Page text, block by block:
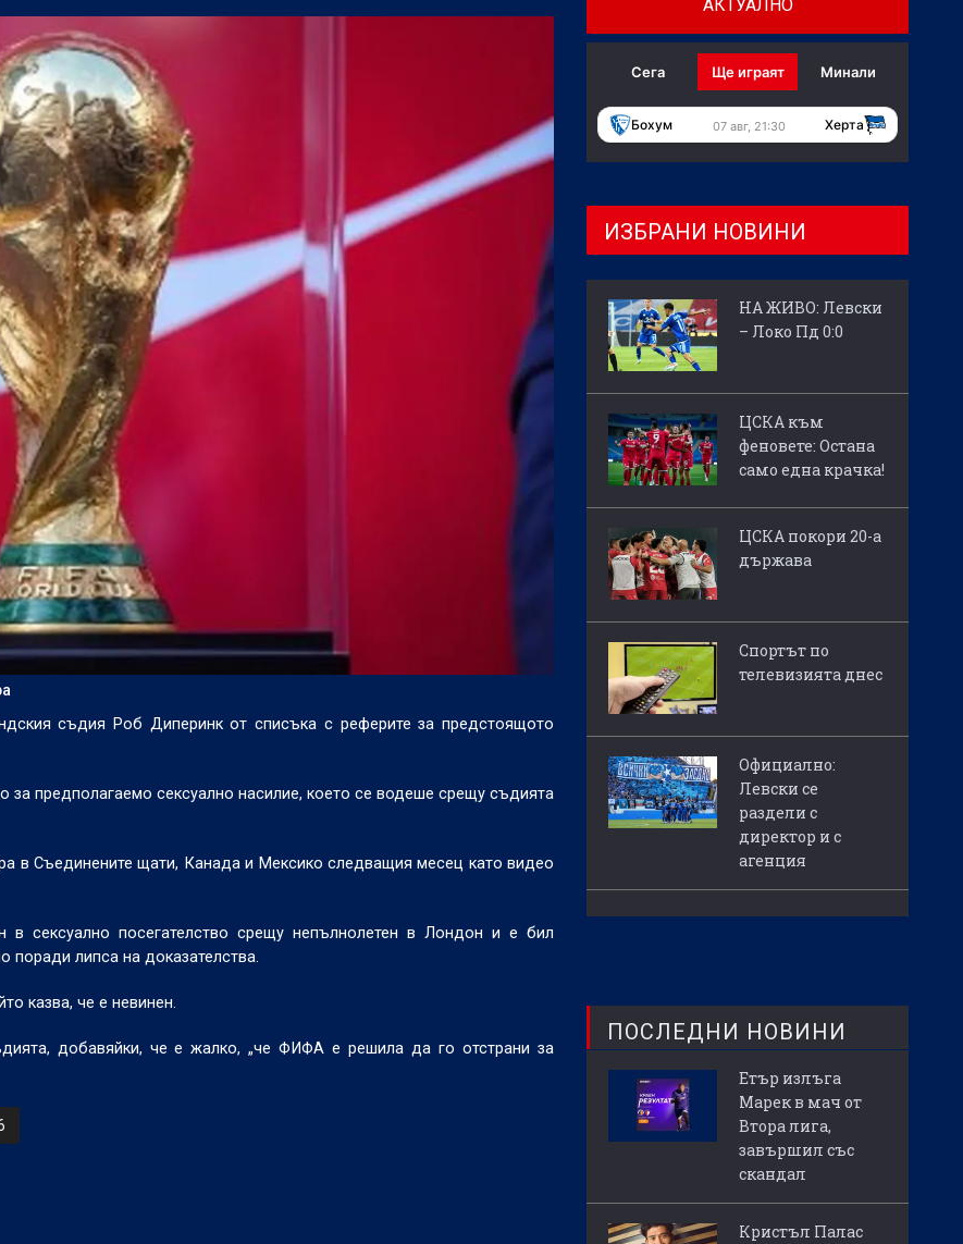
една крачка!
съдия Роб Диперинк от списъка с реферите за предстоящото
за предполагаемо сексуално насилие, което се водеше срещу съдията
в Съединените щати, Канада и Мексико следващия месец като видео
сексуално посегателство срещу непълнолетен в Лондон и е бил
поради липса на доказателства.
казва, че е невинен.
добавяйки, че е жалко, „че ФИФА е решила да го отстрани за
АКТУАЛНО
Сега Ще играят Минали
Бохум 07 авг, 21:30 Херта
ИЗБРАНИ НОВИНИ
НА ЖИВО: Левски
– Локо Пд 0:0
ЦСКА към
феновете: Остана
само една крачка!
ЦСКА покори 20-а
държава
Спортът по
телевизията днес
Официално:
Левски се
раздели с
директор и с
агенция
ПОСЛЕДНИ НОВИНИ
Етър излъга
Марек в мач от
Втора лига,
завършил със
скандал
Кристъл Палас